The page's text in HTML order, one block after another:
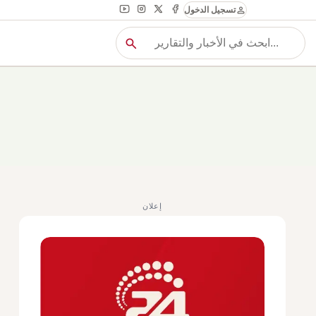
personتسجيل الدخول
بحث search
إعلان